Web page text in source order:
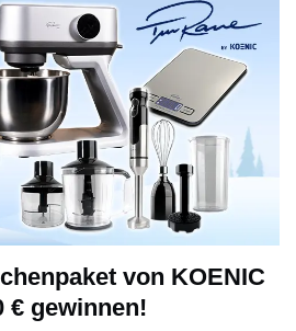
von KOENIC
€ gewinnen!